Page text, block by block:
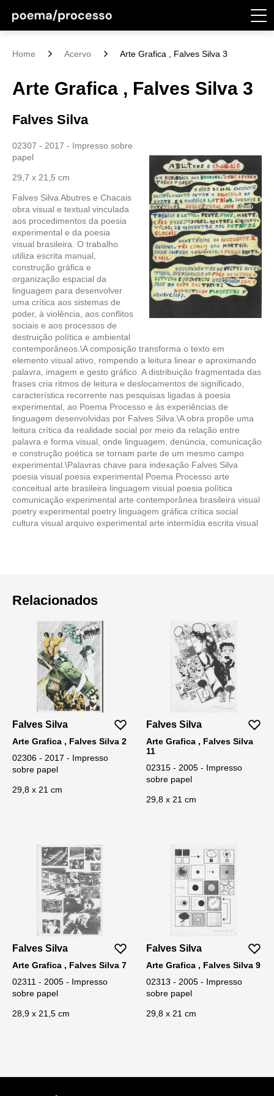
Home Acervo Arte Grafica , Falves Silva 3
Arte Grafica , Falves Silva 3
Falves Silva
02307 - 2017 - Impresso sobre
papel
29,7 x 21,5 cm
Falves Silva Abutres e Chacais
obra visual e textual vinculada
aos procedimentos da poesia
experimental e da poesia
visual brasileira. O trabalho
utiliza escrita manual,
construção gráfica e
organização espacial da
linguagem para desenvolver
uma crítica aos sistemas de
poder, à violência, aos conflitos
sociais e aos processos de
destruição política e ambiental
contemporâneos.\A composição transforma o texto em
elemento visual ativo, rompendo a leitura linear e aproximando
palavra, imagem e gesto gráfico. A distribuição fragmentada das
frases cria ritmos de leitura e deslocamentos de significado,
característica recorrente nas pesquisas ligadas à poesia
experimental, ao Poema Processo e às experiências de
linguagem desenvolvidas por Falves Silva.\A obra propõe uma
leitura crítica da realidade social por meio da relação entre
palavra e forma visual, onde linguagem, denúncia, comunicação
e construção poética se tornam parte de um mesmo campo
experimental.\Palavras chave para indexação Falves Silva
poesia visual poesia experimental Poema Processo arte
conceitual arte brasileira linguagem visual poesia política
comunicação experimental arte contemporânea brasileira visual
poetry experimental poetry linguagem gráfica crítica social
cultura visual arquivo experimental arte intermídia escrita visual
Relacionados
Falves Silva
Arte Grafica , Falves Silva 2
02306 - 2017 - Impresso
sobre papel
29,8 x 21 cm
Falves Silva
Arte Grafica , Falves Silva
11
02315 - 2005 - Impresso
sobre papel
29,8 x 21 cm
Falves Silva
Arte Grafica , Falves Silva 7
02311 - 2005 - Impresso
sobre papel
28,9 x 21,5 cm
Falves Silva
Arte Grafica , Falves Silva 9
02313 - 2005 - Impresso
sobre papel
29,8 x 21 cm